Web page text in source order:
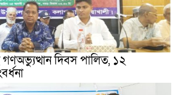
দিবস পালিত, ১২